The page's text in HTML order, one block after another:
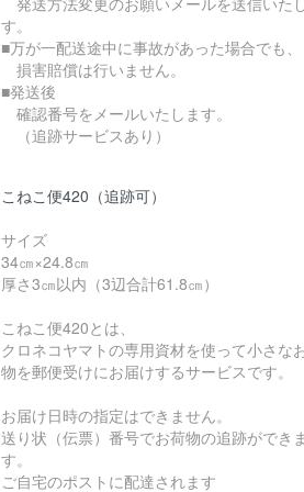
す。
■万が一配送途中に事故があった場合でも、
損害賠償は行いません。
■発送後
確認番号をメールいたします。
（追跡サービスあり）
こねこ便420（追跡可）
サイズ
34㎝×24.8㎝
厚さ3㎝以内（3辺合計61.8㎝）
こねこ便420とは、
クロネコヤマトの専用資材を使って小さな
物を郵便受けにお届けするサービスです。
お届け日時の指定はできません。
送り状（伝票）番号でお荷物の追跡ができま
す。
ご自宅のポストに配達されます